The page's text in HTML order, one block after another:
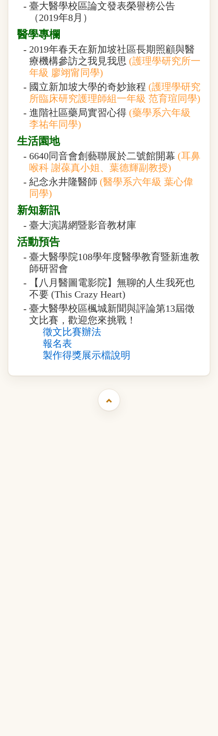
- 臺大醫學校區論文發表榮譽榜公告
（2019年8月）
醫學專欄
- 2019年春天在新加坡社區長期照顧與醫
療機構參訪之我見我思 (護理學研究所一
年級 廖翊甯同學)
- 國立新加坡大學的奇妙旅程 (護理學研究
所臨床研究護理師組一年級 范育瑄同學)
- 進階社區藥局實習心得 (藥學系六年級
李祐年同學)
生活園地
- 6640同音會創藝聯展於二號館開幕 (耳鼻
喉科 謝葆真小姐、葉德輝副教授)
- 紀念永井隆醫師 (醫學系六年級 葉心偉
同學)
新知新訊
- 臺大演講網暨影音教材庫
活動預告
- 臺大醫學院108學年度醫學教育暨新進教
師研習會
-
【八月醫圖電影院】無聊的人生我死也
不要 (This Crazy Heart)
- 臺大醫學校區楓城新聞與評論第13屆徵
文比賽，歡迎您來挑戰！
徵文比賽辦法
報名表
製作得獎展示檔說明